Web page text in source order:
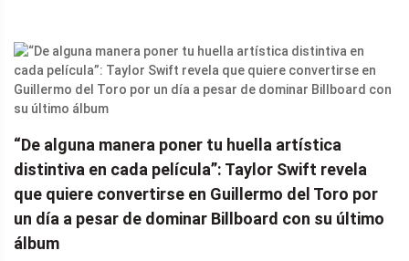
“De alguna manera poner tu huella artística
distintiva en cada película”: Taylor Swift revela
que quiere convertirse en Guillermo del Toro por
un día a pesar de dominar Billboard con su último
álbum